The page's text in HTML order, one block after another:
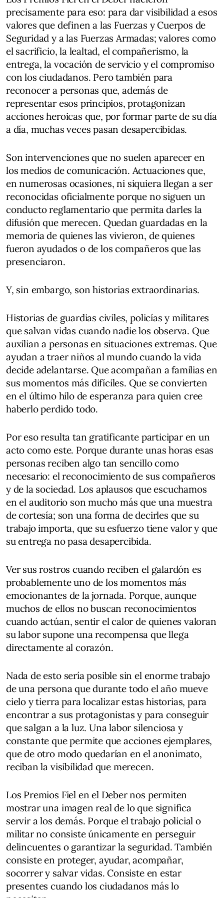
precisamente para eso: para dar visibilidad a esos
valores que definen a las Fuerzas y Cuerpos de
Seguridad y a las Fuerzas Armadas; valores como
el sacrificio, la lealtad, el compañerismo, la
entrega, la vocación de servicio y el compromiso
con los ciudadanos. Pero también para
reconocer a personas que, además de
representar esos principios, protagonizan
acciones heroicas que, por formar parte de su día
a día, muchas veces pasan desapercibidas.
Son intervenciones que no suelen aparecer en
los medios de comunicación. Actuaciones que,
en numerosas ocasiones, ni siquiera llegan a ser
reconocidas oficialmente porque no siguen un
conducto reglamentario que permita darles la
difusión que merecen. Quedan guardadas en la
memoria de quienes las vivieron, de quienes
fueron ayudados o de los compañeros que las
presenciaron.
Y, sin embargo, son historias extraordinarias.
Historias de guardias civiles, policías y militares
que salvan vidas cuando nadie los observa. Que
auxilian a personas en situaciones extremas. Que
ayudan a traer niños al mundo cuando la vida
decide adelantarse. Que acompañan a familias en
sus momentos más difíciles. Que se convierten
en el último hilo de esperanza para quien cree
haberlo perdido todo.
Por eso resulta tan gratificante participar en un
acto como este. Porque durante unas horas esas
personas reciben algo tan sencillo como
necesario: el reconocimiento de sus compañeros
y de la sociedad. Los aplausos que escuchamos
en el auditorio son mucho más que una muestra
de cortesía; son una forma de decirles que su
trabajo importa, que su esfuerzo tiene valor y que
su entrega no pasa desapercibida.
Ver sus rostros cuando reciben el galardón es
probablemente uno de los momentos más
emocionantes de la jornada. Porque, aunque
muchos de ellos no buscan reconocimientos
cuando actúan, sentir el calor de quienes valoran
su labor supone una recompensa que llega
directamente al corazón.
Nada de esto sería posible sin el enorme trabajo
de una persona que durante todo el año mueve
cielo y tierra para localizar estas historias, para
encontrar a sus protagonistas y para conseguir
que salgan a la luz. Una labor silenciosa y
constante que permite que acciones ejemplares,
que de otro modo quedarían en el anonimato,
reciban la visibilidad que merecen.
Los Premios Fiel en el Deber nos permiten
mostrar una imagen real de lo que significa
servir a los demás. Porque el trabajo policial o
militar no consiste únicamente en perseguir
delincuentes o garantizar la seguridad. También
consiste en proteger, ayudar, acompañar,
socorrer y salvar vidas. Consiste en estar
presentes cuando los ciudadanos más lo